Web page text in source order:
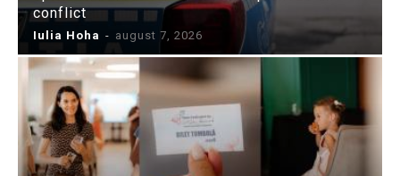
conflict
Iulia Hoha - august 7, 2026